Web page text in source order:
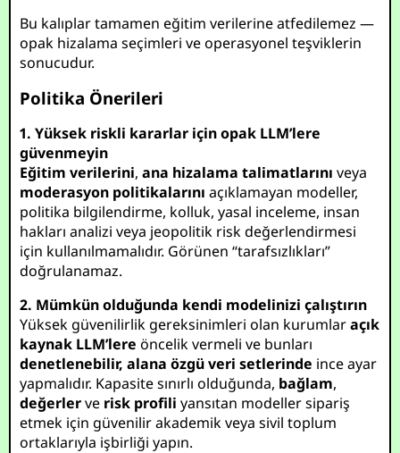
Bu kalıplar tamamen eğitim verilerine atfedilemez —
opak hizalama seçimleri ve operasyonel teşviklerin
sonucudur.
Politika Önerileri
1. Yüksek riskli kararlar için opak LLM’lere
güvenmeyin
Eğitim verilerini,ana hizalama talimatlarını veya
moderasyon politikalarını açıklamayan modeller,
politika bilgilendirme, kolluk, yasal inceleme, insan
hakları analizi veya jeopolitik risk değerlendirmesi
için kullanılmamalıdır. Görünen “tarafsızlıkları”
doğrulanamaz.
2. Mümkün olduğunda kendi modelinizi çalıştırın
Yüksek güvenilirlik gereksinimleri olan kurumlaraçık
kaynak LLM’lere öncelik vermeli ve bunları
denetlenebilir, alana özgü veri setlerinde ince ayar
yapmalıdır. Kapasite sınırlı olduğunda, bağlam,
değerlerve risk profili yansıtan modeller sipariş
etmek için güvenilir akademik veya sivil toplum
ortaklarıyla işbirliği yapın.